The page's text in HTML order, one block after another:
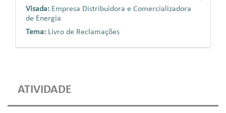
ATIVIDADE
Visada: Empresa Distribuidora e Comercializadora
de Energia
Tema: Livro de Reclamações